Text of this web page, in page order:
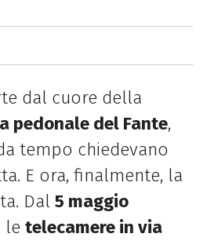
dal cuore della
pedonale del Fante,
tempo chiedevano
E ora, finalmente, la
Dal 5 maggio
le telecamere in via